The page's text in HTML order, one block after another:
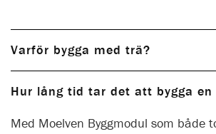
Varför bygga med trä?
Hur lång tid tar det att bygga en
Med Moelven Byggmodul som både